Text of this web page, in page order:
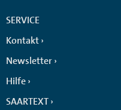
SERVICE
Kontakt
Newsletter
Hilfe
SAARTEXT